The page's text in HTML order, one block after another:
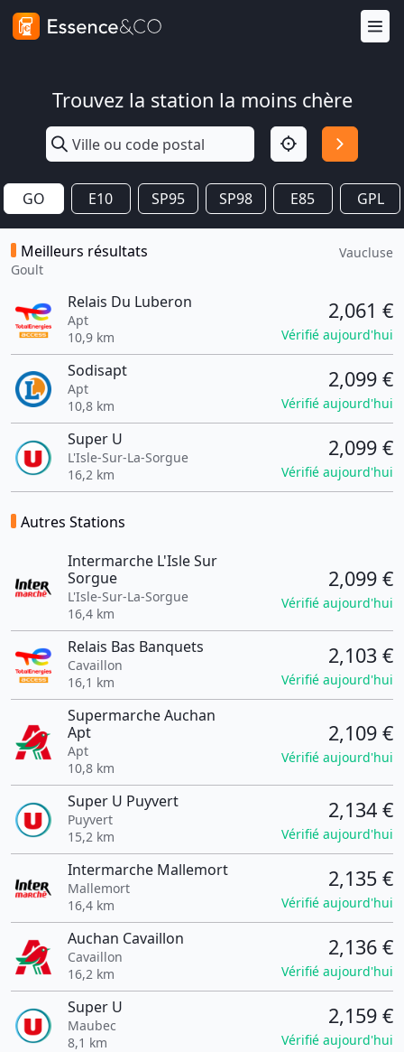
Trouvez la station la moins chère
GO E10 SP95 SP98 E85 GPL
Meilleurs résultats
Goult
Vaucluse
Relais Du Luberon
Apt
10,9 km
2,061 €
Vérifié aujourd'hui
Sodisapt
Apt
10,8 km
2,099 €
Vérifié aujourd'hui
Super U
L'Isle-Sur-La-Sorgue
16,2 km
2,099 €
Vérifié aujourd'hui
Autres Stations
Intermarche L'Isle Sur
Sorgue
L'Isle-Sur-La-Sorgue
16,4 km
2,099 €
Vérifié aujourd'hui
Relais Bas Banquets
Cavaillon
16,1 km
2,103 €
Vérifié aujourd'hui
Supermarche Auchan
Apt
Apt
10,8 km
2,109 €
Vérifié aujourd'hui
Super U Puyvert
Puyvert
15,2 km
2,134 €
Vérifié aujourd'hui
Intermarche Mallemort
Mallemort
16,4 km
2,135 €
Vérifié aujourd'hui
Auchan Cavaillon
Cavaillon
16,2 km
2,136 €
Vérifié aujourd'hui
Super U
Maubec
8,1 km
2,159 €
Vérifié aujourd'hui